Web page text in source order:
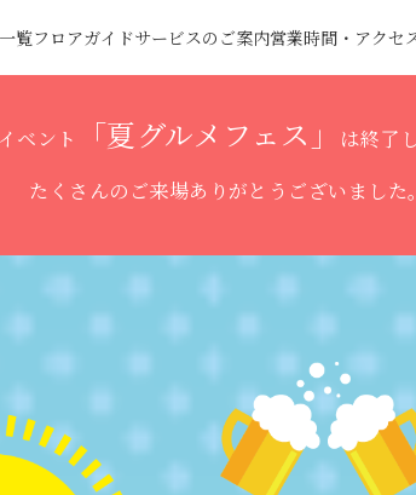
覧フロアガイドサービスのご案内営業時間・アクセ
ベント 「夏グルメフェス」
は終了
たくさんのご来場ありがとうございました。